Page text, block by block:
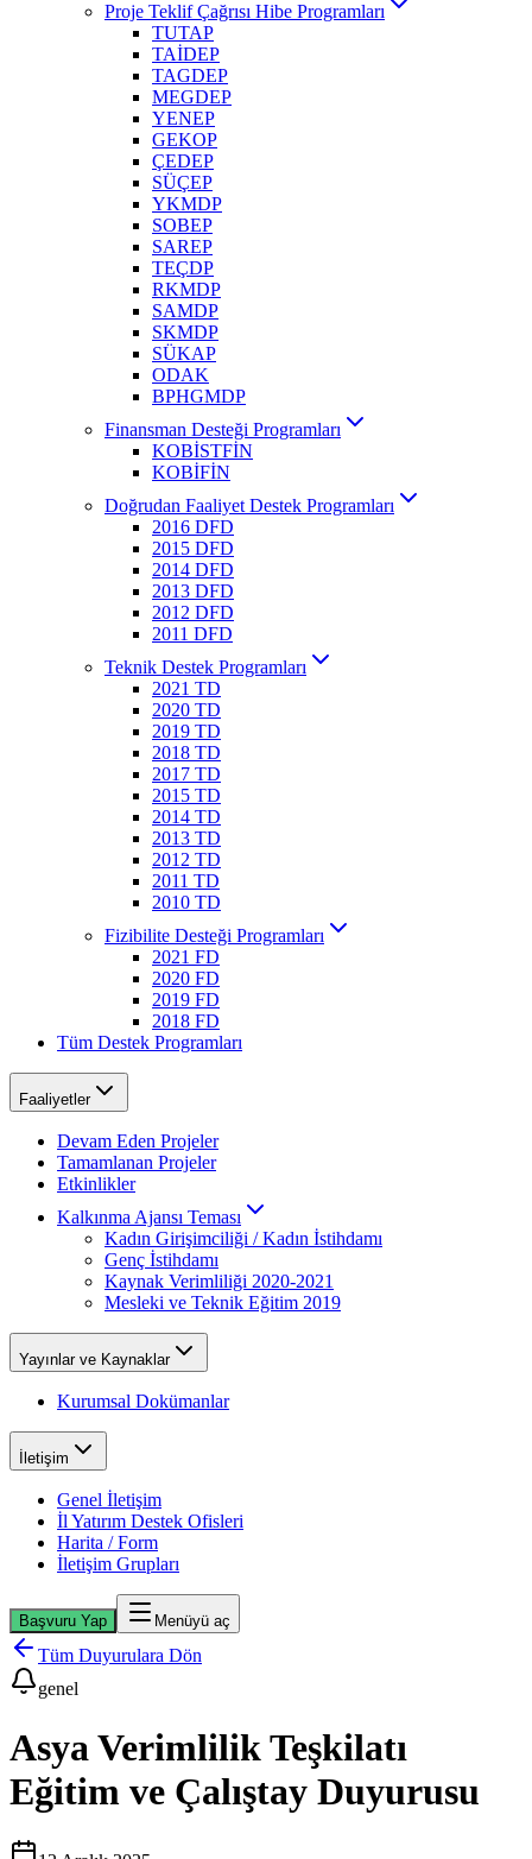
Proje Teklif Çağrısı Hibe Programları
TUTAP
TAİDEP
TAGDEP
MEGDEP
YENEP
GEKOP
ÇEDEP
SÜÇEP
YKMDP
SOBEP
SAREP
TEÇDP
RKMDP
SAMDP
SKMDP
SÜKAP
ODAK
BPHGMDP
Finansman Desteği Programları
KOBİSTFİN
KOBİFİN
Doğrudan Faaliyet Destek Programları
2016 DFD
2015 DFD
2014 DFD
2013 DFD
2012 DFD
2011 DFD
Teknik Destek Programları
2021 TD
2020 TD
2019 TD
2018 TD
2017 TD
2015 TD
2014 TD
2013 TD
2012 TD
2011 TD
2010 TD
Fizibilite Desteği Programları
2021 FD
2020 FD
2019 FD
2018 FD
Tüm Destek Programları
Faaliyetler
Devam Eden Projeler
Tamamlanan Projeler
Etkinlikler
Kalkınma Ajansı Teması
Kadın Girişimciliği / Kadın İstihdamı
Genç İstihdamı
Kaynak Verimliliği 2020-2021
Mesleki ve Teknik Eğitim 2019
Yayınlar ve Kaynaklar
Kurumsal Dokümanlar
İletişim
Genel İletişim
İl Yatırım Destek Ofisleri
Harita / Form
İletişim Grupları
Başvuru Yap Menüyü aç
Tüm Duyurulara Dön
genel
Asya Verimlilik Teşkilatı
Eğitim ve Çalıştay Duyurusu